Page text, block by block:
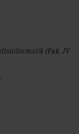
(Fak. IV